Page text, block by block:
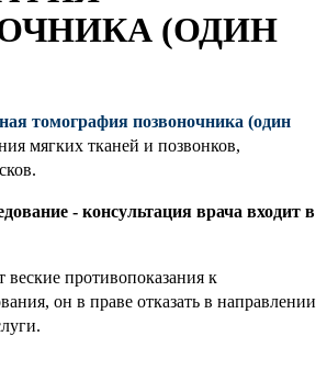
(ОДИН
томография позвоночника (один
мягких тканей и позвонков,
- консультация врача входит в
противопоказания к
он в праве отказать в направлении